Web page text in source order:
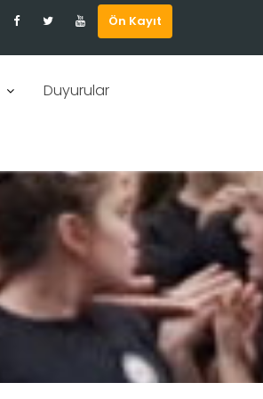
Ön Kayıt
Duyurular